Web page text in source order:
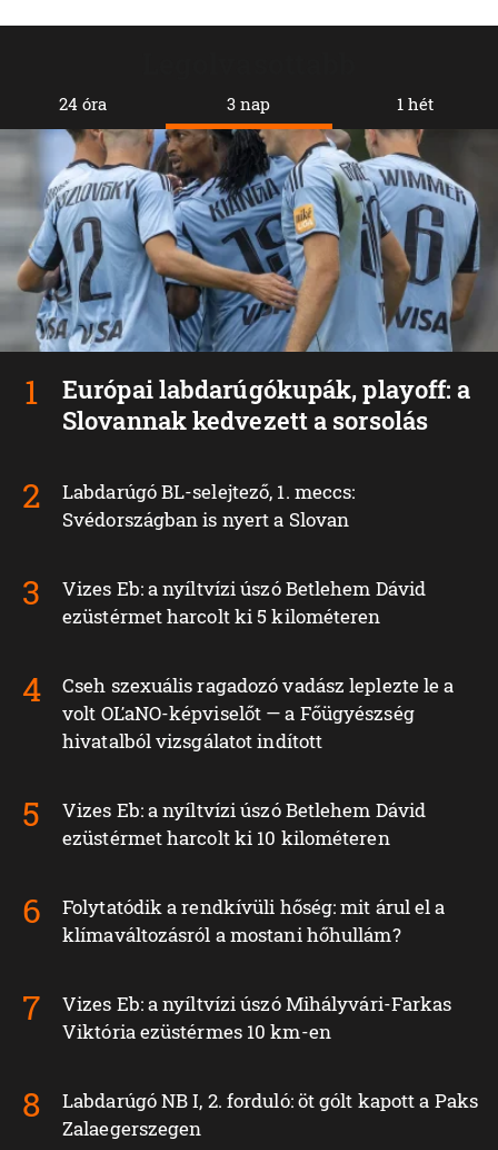
24 óra 3 nap
Európai labdarúgókupák, playoff: a
Slovannak kedvezett a sorsolás
Labdarúgó BL-selejtező, 1. meccs:
Svédországban is nyert a Slovan
Vizes Eb: a nyíltvízi úszó Betlehem Dávid
ezüstérmet harcolt ki 5 kilométeren
Cseh szexuális ragadozó vadász leplezte le a
volt OĽaNO-képviselőt — a Főügyészség
hivatalból vizsgálatot indított
Vizes Eb: a nyíltvízi úszó Betlehem Dávid
ezüstérmet harcolt ki 10 kilométeren
Folytatódik a rendkívüli hőség: mit árul el a
klímaváltozásról a mostani hőhullám?
Vizes Eb: a nyíltvízi úszó Mihályvári-Farkas
Viktória ezüstérmes 10 km-en
Labdarúgó NB I, 2. forduló: öt gólt kapott a Paks
Zalaegerszegen
1 hét